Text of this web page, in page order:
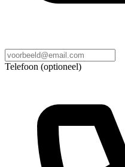
Telefoon (optioneel)